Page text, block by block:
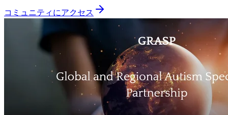
コミュニティにアクセス